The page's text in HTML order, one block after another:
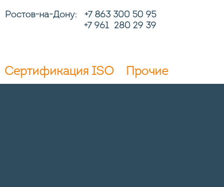
Ростов-на-Дону: +7863 300 50 95
+7 961 280 29 39
Сертификация ISO Прочие